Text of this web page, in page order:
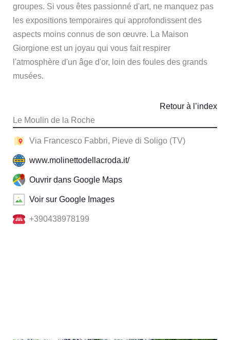
groupes. Si vous êtes passionné d'art, ne manquez pas
les expositions temporaires qui approfondissent des
aspects moins connus de son œuvre. La Maison
Giorgione est un joyau qui vous fait respirer
l'atmosphère d'un âge d'or, loin des foules des grands
musées.
Le Moulin de la Roche
Retour à l’index
Via Francesco Fabbri, Pieve di Soligo (TV)
www.molinettodellacroda.it/
Ouvrir dans Google Maps
Voir sur Google Images
+390438978199